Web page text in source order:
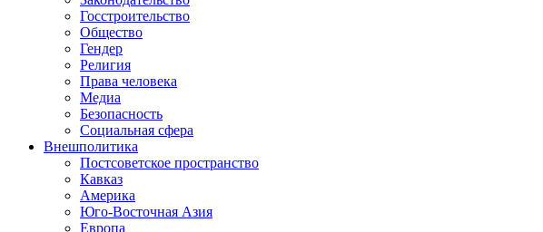
Госстроительство
Общество
Гендер
Религия
Права человека
Медиа
Безопасность
Социальная сфера
Внешполитика
Постсоветское пространство
Кавказ
Америка
Юго-Восточная Азия
Европа